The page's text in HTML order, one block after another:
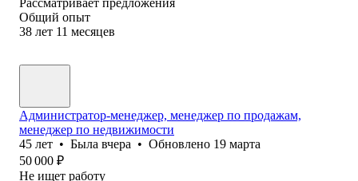
Общий опыт
38 лет 11 месяцев
Администратор-менеджер, менеджер по продажам,
менеджер по недвижимости
45 лет • Была вчера • Обновлено 19 марта
50 000 ₽
Не ищет работу